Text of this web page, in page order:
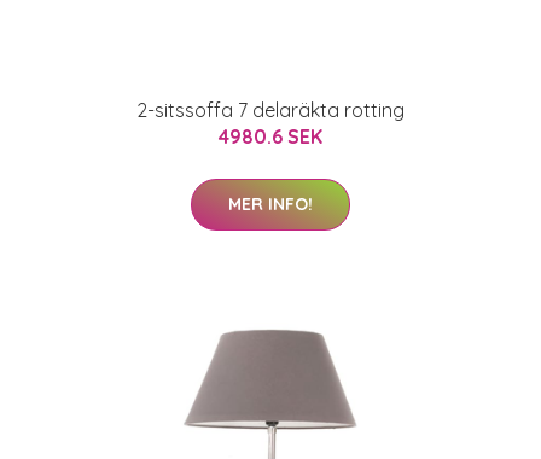
2-sitssoffa 7 delaräkta rotting
4980.6 SEK
MER INFO!